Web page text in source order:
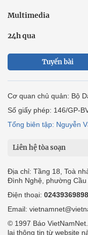
Multimedia
24h qua
Tuyến bài
Cơ quan chủ quản: Bộ
Số giấy phép: 146/GP-
Tổng biên tập: Nguyễn
Liên hệ tòa soạn
Địa chỉ: Tầng 18, Toà
Đình Nghệ, phường Cầu
Điện thoại: 02439369898
Email:
© 1997 Báo
lại thông tin từ website